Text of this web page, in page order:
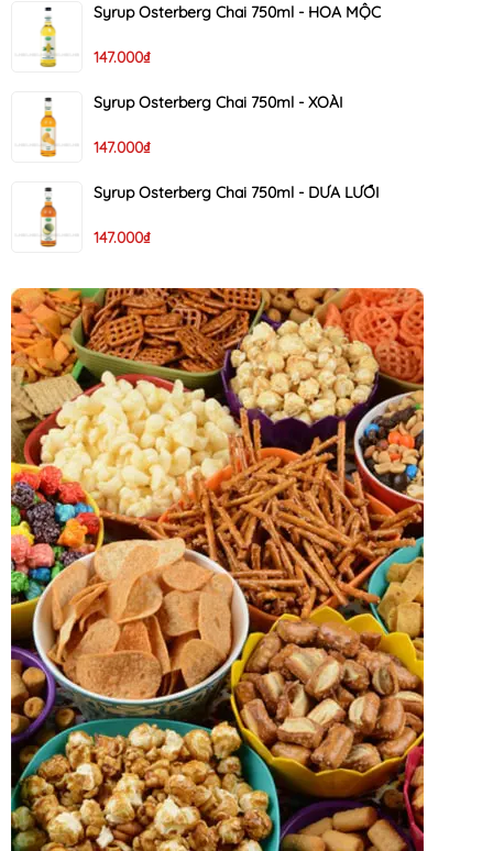
Syrup Osterberg Chai 750ml - HOA MỘC
147.000₫
Syrup Osterberg Chai 750ml - XOÀI
147.000₫
Syrup Osterberg Chai 750ml - DƯA LƯỚI
147.000₫